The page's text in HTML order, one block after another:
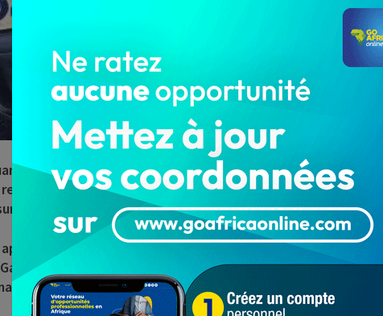
d’années, Shireen Abu Akleh avait travaillé à La Voix
la chaîne Al-Jazira, où elle s’est fait connaître à
le conflit israélo-palestinien.
la destruction de la tour Jalaa, où étaient situés les
lors d’une frappe aérienne israélienne en pleine guerre
et l’État hébreu.